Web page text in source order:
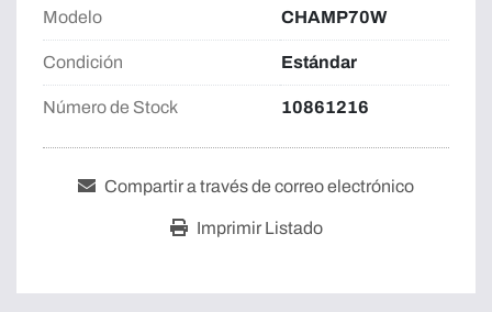
Modelo CHAMP70W
Condición Estándar
Número de Stock 10861216
Compartir a través de correo electrónico
Imprimir Listado